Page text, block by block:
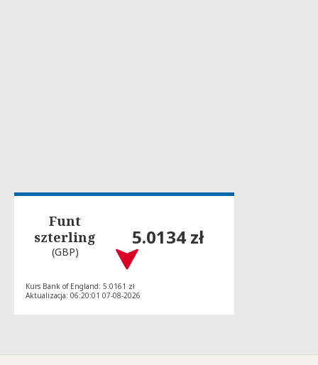
Funt
szterling
(GBP)
5.0134 zł
Kurs Bank of England: 5.0161 zł
Aktualizacja: 06:20:01 07-08-2026